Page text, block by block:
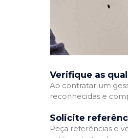
Verifique as
Ao contratar um
reconhecidas e
Solicite
Peça referências e